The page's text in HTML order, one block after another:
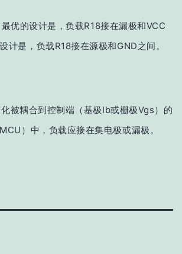
优的设计是，负载R18接在漏极和VCC
计是，负载R18接在源极和GND之间。
被耦合到控制端（基极Ib或栅极Vgs）的
）中，负载应接在集电极或漏极。